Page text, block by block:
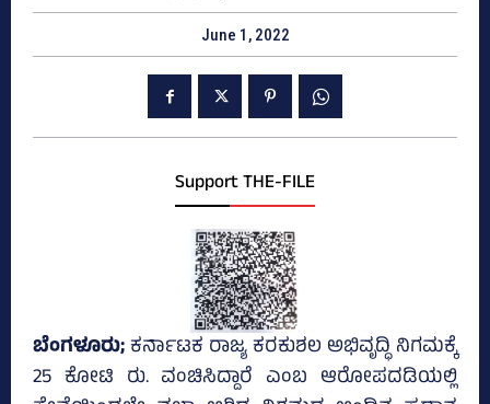
June 1, 2022
Support THE-FILE
ಬೆಂಗಳೂರು;ಕರ್ನಾಟಕ ರಾಜ್ಯ ಕರಕುಶಲ ಅಭಿವೃದ್ಧಿ ನಿಗಮಕ್ಕೆ
25 ಕೋಟಿ ರು. ವಂಚಿಸಿದ್ದಾರೆ ಎಂಬ ಆರೋಪದಡಿಯಲ್ಲಿ